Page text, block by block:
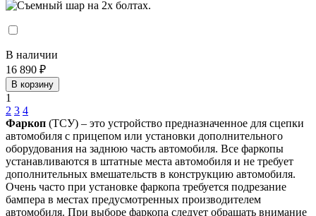
В наличии
16 890 ₽
В корзину
1
2 3 4
Фаркоп (ТСУ) – это устройство предназначенное для сцепки
автомобиля с прицепом или установки дополнительного
оборудования на заднюю часть автомобиля. Все фаркопы
устанавливаются в штатные места автомобиля и не требует
дополнительных вмешательств в конструкцию автомобиля.
Очень часто при установке фаркопа требуется подрезание
бампера в местах предусмотренных производителем
автомобиля. При выборе фаркопа следует обращать внимание